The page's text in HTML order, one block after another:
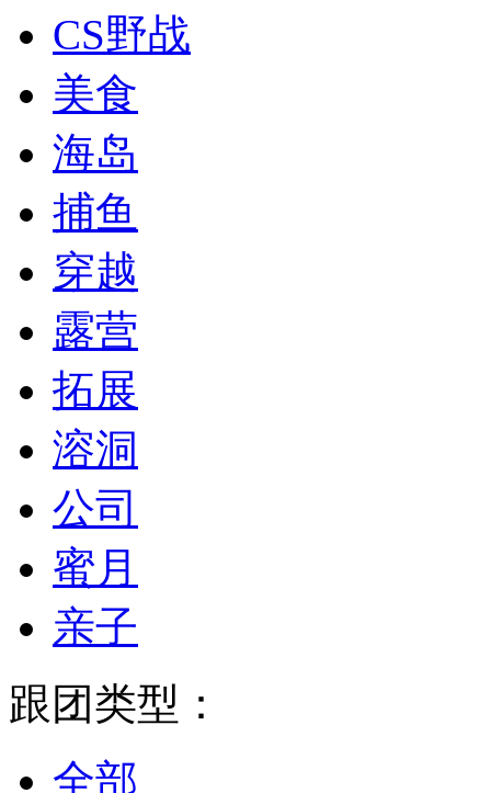
CS野战
美食
海岛
捕鱼
穿越
露营
拓展
溶洞
公司
蜜月
亲子
跟团类型：
全部